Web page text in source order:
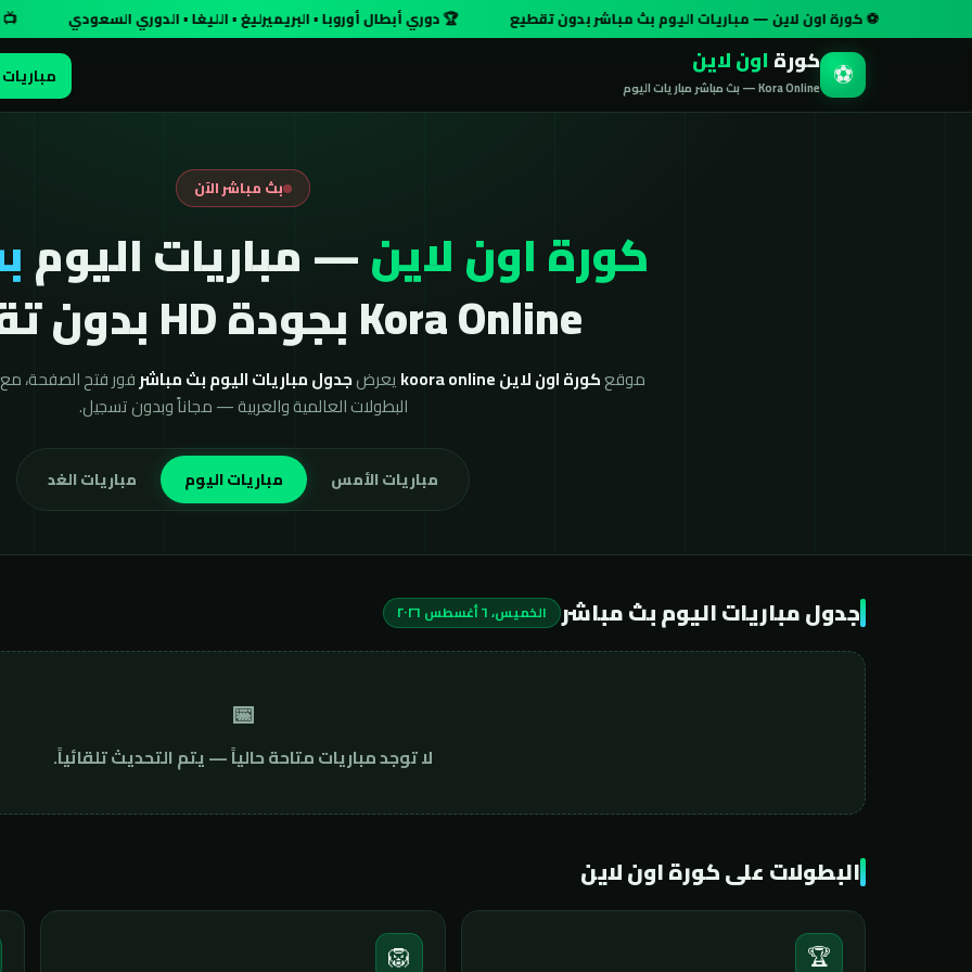
⚽ كورة اون لاين — مباريات اليوم بث مباشر بدون تقطيع 🏆 دوري أبطال أوروبا • البريميرليغ • الليغا • الدوري السعودي 📺 جودة HD مجاناً وبدون تسجيل
⚽ كورة اون لاين
Kora Online — بث مباشر مباريات اليوم
بث مباشر الآن
كورة اون لاين— مباريات اليوم
Kora Online بجودة HD بدون تقطيع
موقعكورة اون لاين koora online يعرضجدول مباريات اليوم بث مباشرفور فتح الصفحة،
البطولات العالمية والعربية — مجاناً وبدون تسجيل.
مباريات الأمس مباريات اليوم مباريات الغد
جدول مباريات اليوم بث مباشر الخميس، ٦ أغسطس ٢٠٢٦
📅
لا توجد مباريات متاحة حالياً — يتم التحديث تلقائياً.
البطولات على كورة اون لاين
🏆
🦁